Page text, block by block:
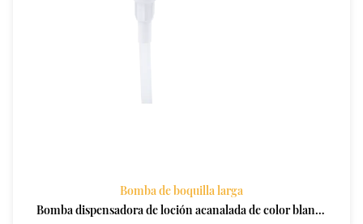
Bomba de boquilla larga
Bomba dispensadora de loción acanalada de color blanco